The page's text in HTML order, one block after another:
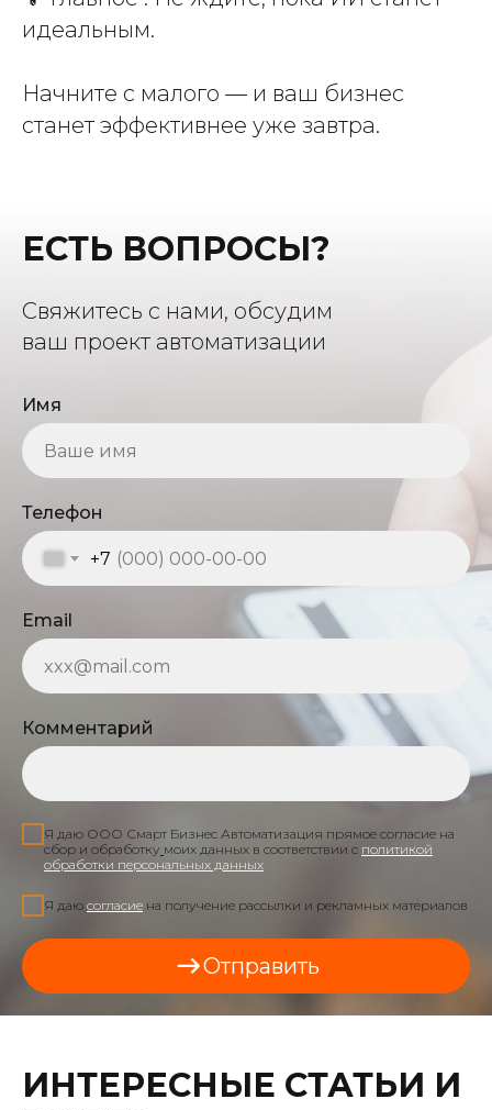
идеальным.
Начните с малого — и ваш бизнес
станет эффективнее уже завтра.
ЕСТЬ ВОПРОСЫ?
Свяжитесь с нами, обсудим
ваш проект автоматизации
Имя
Телефон
+7
Email
Я даю ООО Смарт Бизнес Автоматизация прямое согласие на
сбор и обработку моих данных в соответствии с политикой
обработки персональных данных
Комментарий
Я даю согласие на получение рассылки и рекламных материалов
Отправить
ИНТЕРЕСНЫЕ СТАТЬИ И